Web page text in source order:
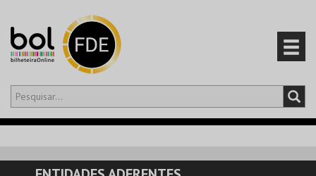
Olá,iniciar sessão
CARRINHO